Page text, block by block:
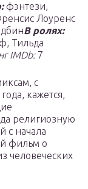
фэнтези,
Лоуренс
В ролях:
Тильда
IMDb:7
с
кажется,
религиозную
с начала
фильм о
человеческих